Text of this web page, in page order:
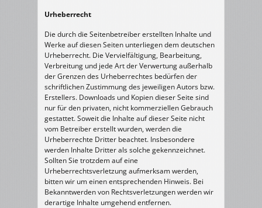
Urheberrecht
Die durch die Seitenbetreiber erstellten Inhalte und
Werke auf diesen Seiten unterliegen dem deutschen
Urheberrecht. Die Vervielfältigung, Bearbeitung,
Verbreitung und jede Art der Verwertung außerhalb
der Grenzen des Urheberrechtes bedürfen der
schriftlichen Zustimmung des jeweiligen Autors bzw.
Erstellers. Downloads und Kopien dieser Seite sind
nur für den privaten, nicht kommerziellen Gebrauch
gestattet. Soweit die Inhalte auf dieser Seite nicht
vom Betreiber erstellt wurden, werden die
Urheberrechte Dritter beachtet. Insbesondere
werden Inhalte Dritter als solche gekennzeichnet.
Sollten Sie trotzdem auf eine
Urheberrechtsverletzung aufmerksam werden,
bitten wir um einen entsprechenden Hinweis. Bei
Bekanntwerden von Rechtsverletzungen werden wir
derartige Inhalte umgehend entfernen.